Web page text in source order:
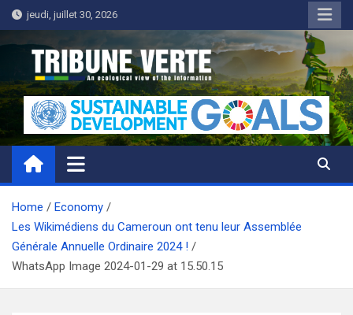
Skip
to
content
jeudi, juillet 30, 2026
Tribune Verte
Un regard écologique de l'information
Home
Economy
Les Wikimédiens du Cameroun ont tenu leur Assemblée
Générale Annuelle Ordinaire 2024 !
WhatsApp Image 2024-01-29 at 15.50.15